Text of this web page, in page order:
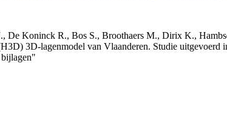
De Koninck R., Bos S., Broothaers M., Dirix K.,
3D-lagenmodel van Vlaanderen. Studie